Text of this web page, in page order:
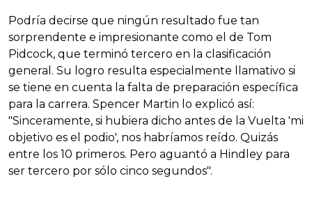
Podría decirse que ningún resultado fue tan
sorprendente e impresionante como el de Tom
Pidcock, que terminó tercero en la clasificación
general. Su logro resulta especialmente llamativo si
se tiene en cuenta la falta de preparación específica
para la carrera. Spencer Martin lo explicó así:
"Sinceramente, si hubiera dicho antes de la Vuelta 'mi
objetivo es el podio', nos habríamos reído. Quizás
entre los 10 primeros. Pero aguantó a Hindley para
ser tercero por sólo cinco segundos".